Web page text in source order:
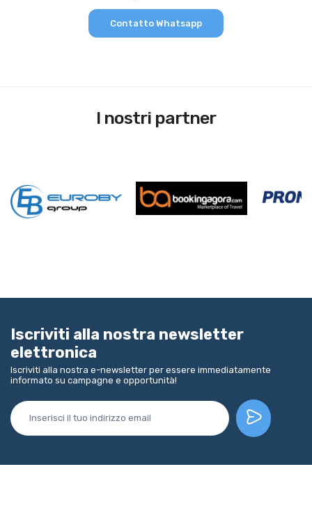
Contatto Whatsapp
I nostri partner
Iscriviti alla nostra newsletter
elettronica
Iscriviti alla nostra e-newsletter per essere immediatamente
informato su campagne e opportunità!